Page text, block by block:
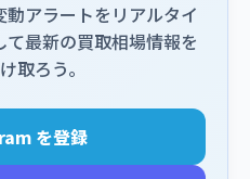
アラートをリアルタイ
最新の買取相場情報を
取ろう。
を登録